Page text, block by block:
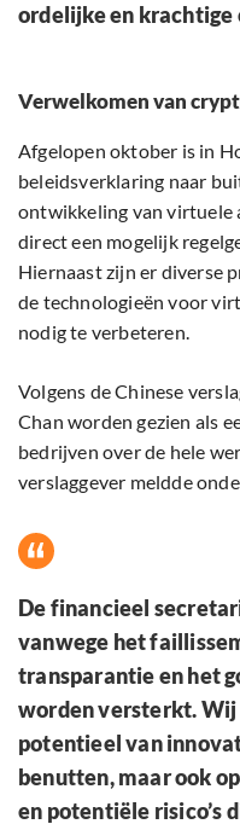
ordelijke en
Verwelkomen van
Afgelopen oktober is in
beleidsverklaring naar
ontwikkeling van virtuele
direct een mogelijk
Hiernaast zijn er diverse
de technologieën voor
nodig te verbeteren.
Volgens de Chinese
Chan worden gezien als
bedrijven over de hele
verslaggever meldde
De financieel
vanwege het
transparantie en het
worden versterkt.
potentieel van
benutten, maar ook
en potentiële risico’s